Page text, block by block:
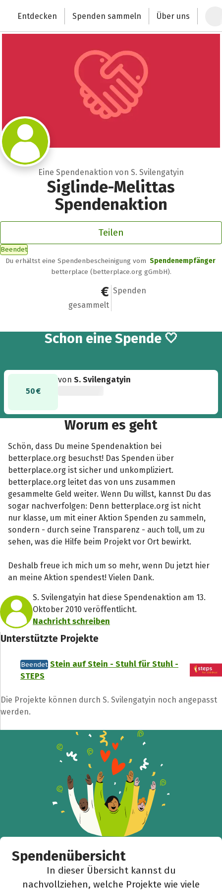
Deutschlands größte Spendenplattform
Entdecken Spenden sammeln Über uns
Eine Spendenaktion von S. Svilengatyin
Siglinde-Melittas
Spendenaktion
Teilen
Beendet
Du erhältst eine Spendenbescheinigung vom Spendenempfänger
betterplace (betterplace.org gGmbH).
50 €
gesammelt
1
Spenden
Schon eine Spende 🤍
50 €
vonS. Svilengatyin
Worum es geht
Schön, dass Du meine Spendenaktion bei
betterplace.org besuchst! Das Spenden über
betterplace.org ist sicher und unkompliziert.
betterplace.org leitet das von uns zusammen
gesammelte Geld weiter. Wenn Du willst, kannst Du das
sogar nachverfolgen: Denn betterplace.org ist nicht
nur klasse, um mit einer Aktion Spenden zu sammeln,
sondern - durch seine Transparenz - auch toll, um zu
sehen, was die Hilfe beim Projekt vor Ort bewirkt.
Deshalb freue ich mich um so mehr, wenn Du jetzt hier
an meine Aktion spendest! Vielen Dank.
S. Svilengatyin hat diese Spendenaktion am 13.
Oktober 2010 veröffentlicht.
Nachricht schreiben
Unterstützte Projekte
Beendet Stein auf Stein - Stuhl für Stuhl -
STEPS
Die Projekte können durch S. Svilengatyin noch angepasst
werden.
Spendenübersicht
In dieser Übersicht kannst du
nachvollziehen, welche Projekte wie viele
Teile die Spendenaktion
Hilf mit noch mehr Spenden zu sammeln!
Facebook WhatsApp